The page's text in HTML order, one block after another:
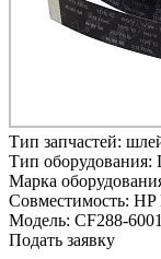
Тип запчастей:
Тип оборудования:
Марка
Совместимость: HP
Модель: CF288-
Подать заявку